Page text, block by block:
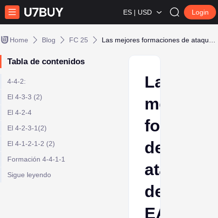
ES | USD Login
Home Blog FC 25
Tabla de contenidos
4-4-2:
El 4-3-3 (2)
El 4-2-4
El 4-2-3-1(2)
El 4-1-2-1-2 (2)
Formación 4-4-1-1
Sigue leyendo
Las
mejores
de
ataque
del
EA